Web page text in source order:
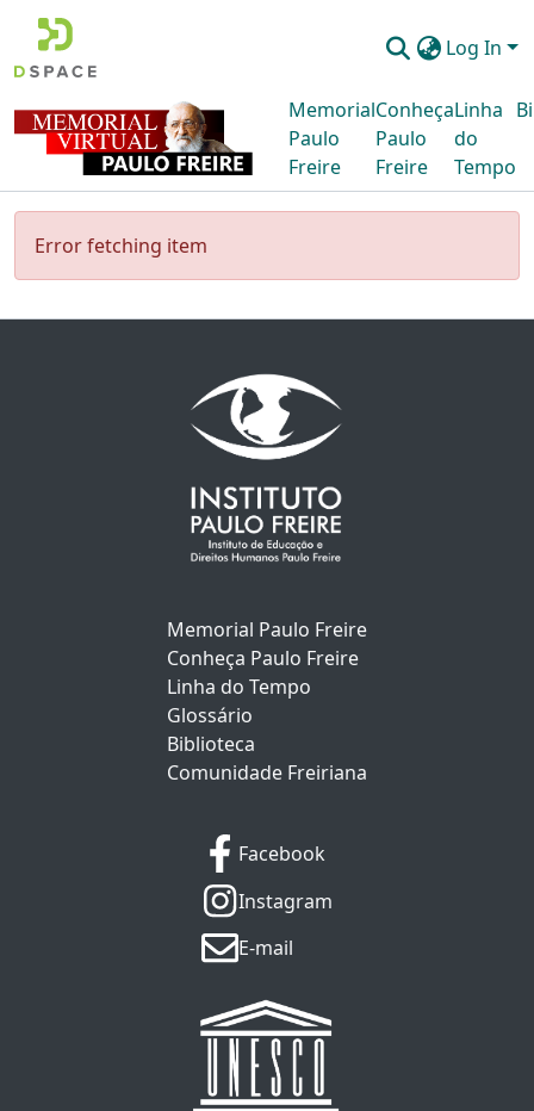
Log In
Memorial
Paulo
Freire
Conheça
Paulo
Freire
Linha
do
Tempo
Error fetching item
Memorial Paulo Freire
Conheça Paulo Freire
Linha do Tempo
Glossário
Biblioteca
Comunidade Freiriana
Facebook
Instagram
E-mail